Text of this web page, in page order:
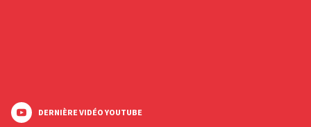
DERNIÈRE VIDÉO YOUTUBE